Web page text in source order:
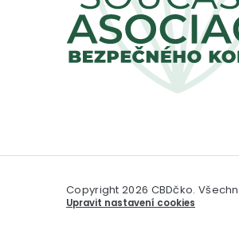
Copyright 2026 CBDčko.
Upravit nastavení cookies